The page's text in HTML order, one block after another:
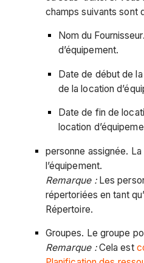
champs suivants sont
Nom du
d’équipement.
Date de début de
de la location
Date de fin de
location
personne assignée.
l’équipement.
Remarque :Les
répertoriées en tant
Répertoire.
Groupes. Le groupe
Remarque :Cela est